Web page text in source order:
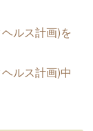
ルス計画)を
ルス計画)中